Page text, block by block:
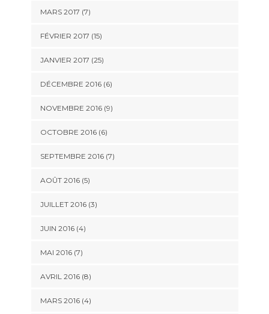
MARS 2017 (7)
FÉVRIER 2017 (15)
JANVIER 2017 (25)
DÉCEMBRE 2016 (6)
NOVEMBRE 2016 (9)
OCTOBRE 2016 (6)
SEPTEMBRE 2016 (7)
AOÛT 2016 (5)
JUILLET 2016 (3)
JUIN 2016 (4)
MAI 2016 (7)
AVRIL 2016 (8)
MARS 2016 (4)